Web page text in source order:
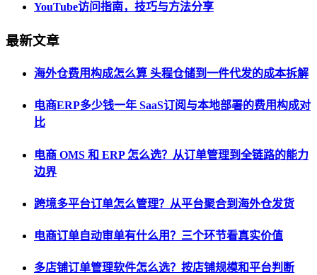
YouTube访问指南，技巧与方法分享
最新文章
海外仓费用构成怎么算 头程仓储到一件代发的成本拆解
电商ERP多少钱一年 SaaS订阅与本地部署的费用构成对
比
电商 OMS 和 ERP 怎么选？从订单管理到全链路的能力
边界
跨境多平台订单怎么管理？从平台聚合到海外仓发货
电商订单自动审单有什么用？三个环节看真实价值
多店铺订单管理软件怎么选？按店铺规模和平台判断